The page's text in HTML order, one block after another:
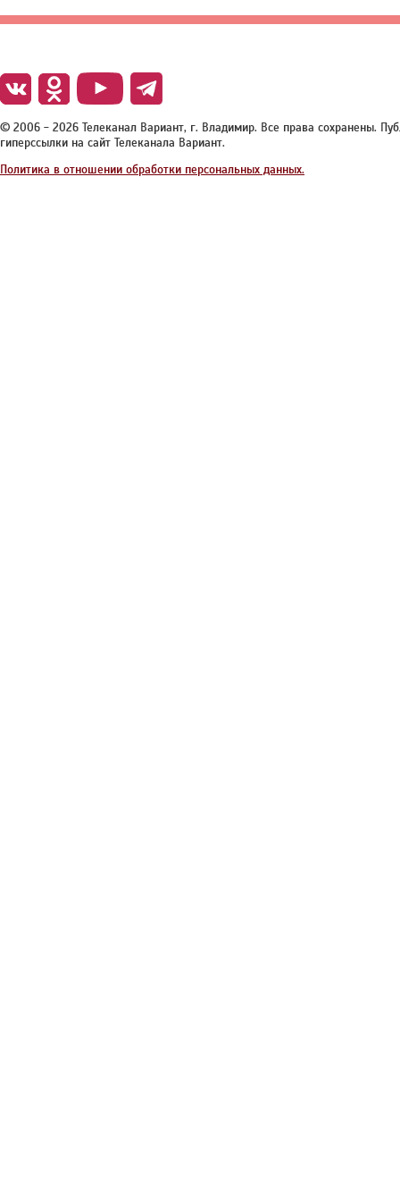
© 2006 - 2026 Телеканал Вариант, г. Владимир. Все права сохранены.
гиперссылки на сайт Телеканала Вариант.
Политика в отношении обработки персональных данных.